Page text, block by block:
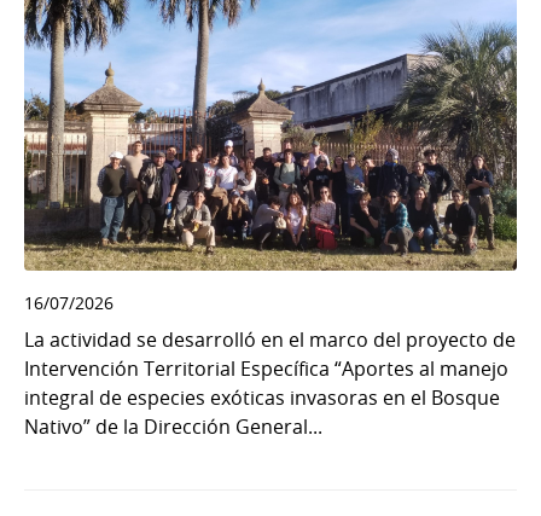
16/07/2026
La actividad se desarrolló en el marco del proyecto de
Intervención Territorial Específica “Aportes al manejo
integral de especies exóticas invasoras en el Bosque
Nativo” de la Dirección General...